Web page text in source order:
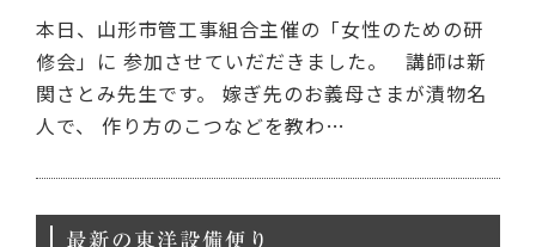
本日、山形市管工事組合主催の「女性のための研
修会」に 参加させていだだきました。 講師は新
関さとみ先生です。 嫁ぎ先のお義母さまが漬物名
人で、 作り方のこつなどを教わ…
最新の東洋設備便り